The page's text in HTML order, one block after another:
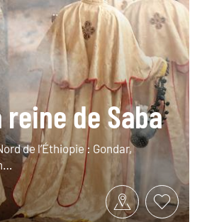
reine de Saba
de l’Éthiopie : Gondar,